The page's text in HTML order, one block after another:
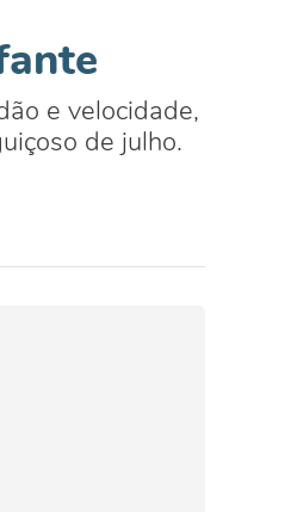
e velocidade,
de julho.